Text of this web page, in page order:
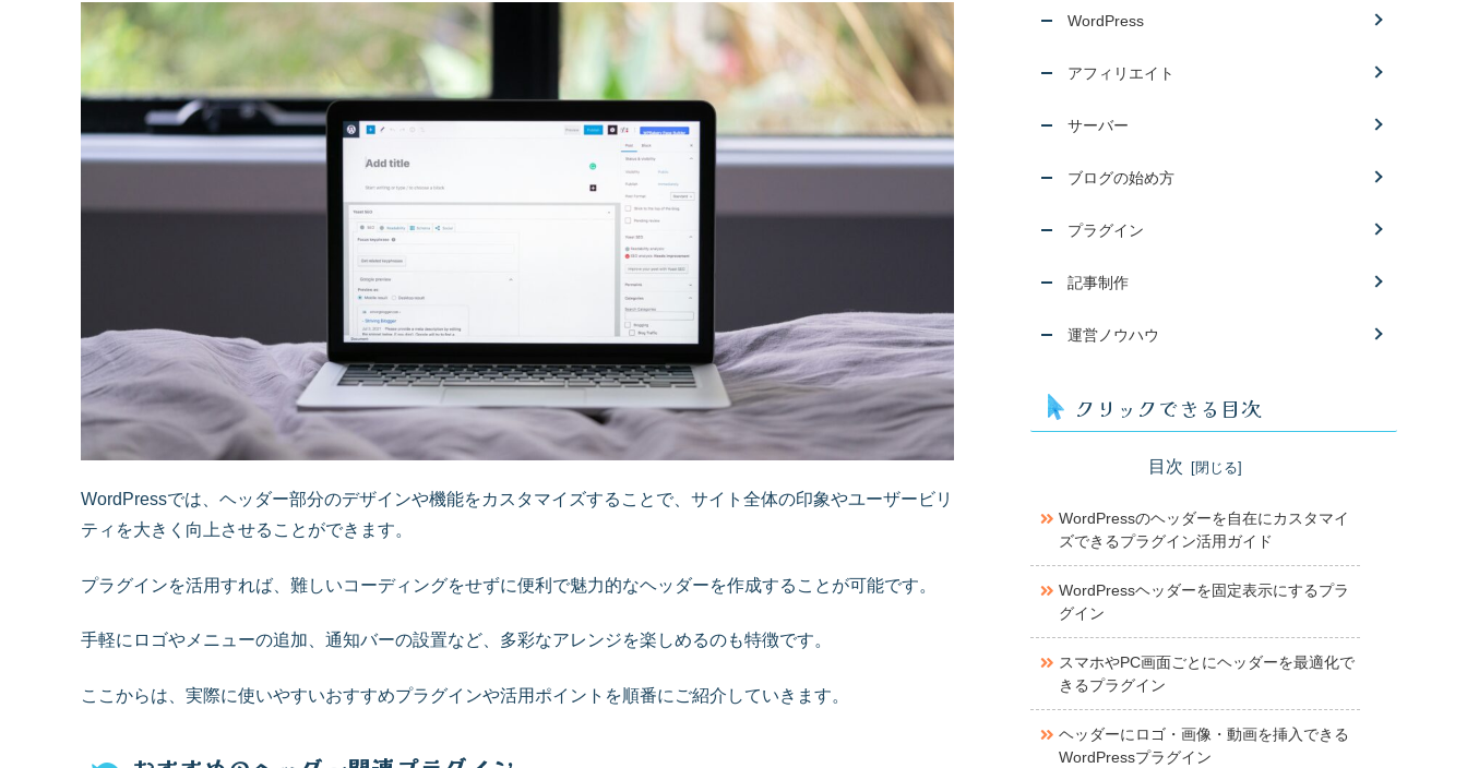
WordPressでは、ヘッダー部分のデザインや機能をカスタマイズすることで、サイト全体の印象やユーザービリ
ティを大きく向上させることができます。
プラグインを活用すれば、難しいコーディングをせずに便利で魅力的なヘッダーを作成することが可能です。
手軽にロゴやメニューの追加、通知バーの設置など、多彩なアレンジを楽しめるのも特徴です。
ここからは、実際に使いやすいおすすめプラグインや活用ポイントを順番にご紹介していきます。
WordPress
アフィリエイト
サーバー
ブログの始め方
プラグイン
記事制作
運営ノウハウ
クリックできる目次
目次
WordPressのヘッダーを自在にカスタマイ
ズできるプラグイン活用ガイド
WordPressヘッダーを固定表示にするプラ
グイン
スマホやPC画面ごとにヘッダーを最適化で
きるプラグイン
ヘッダーにロゴ・画像・動画を挿入できる
WordPressプラグイン